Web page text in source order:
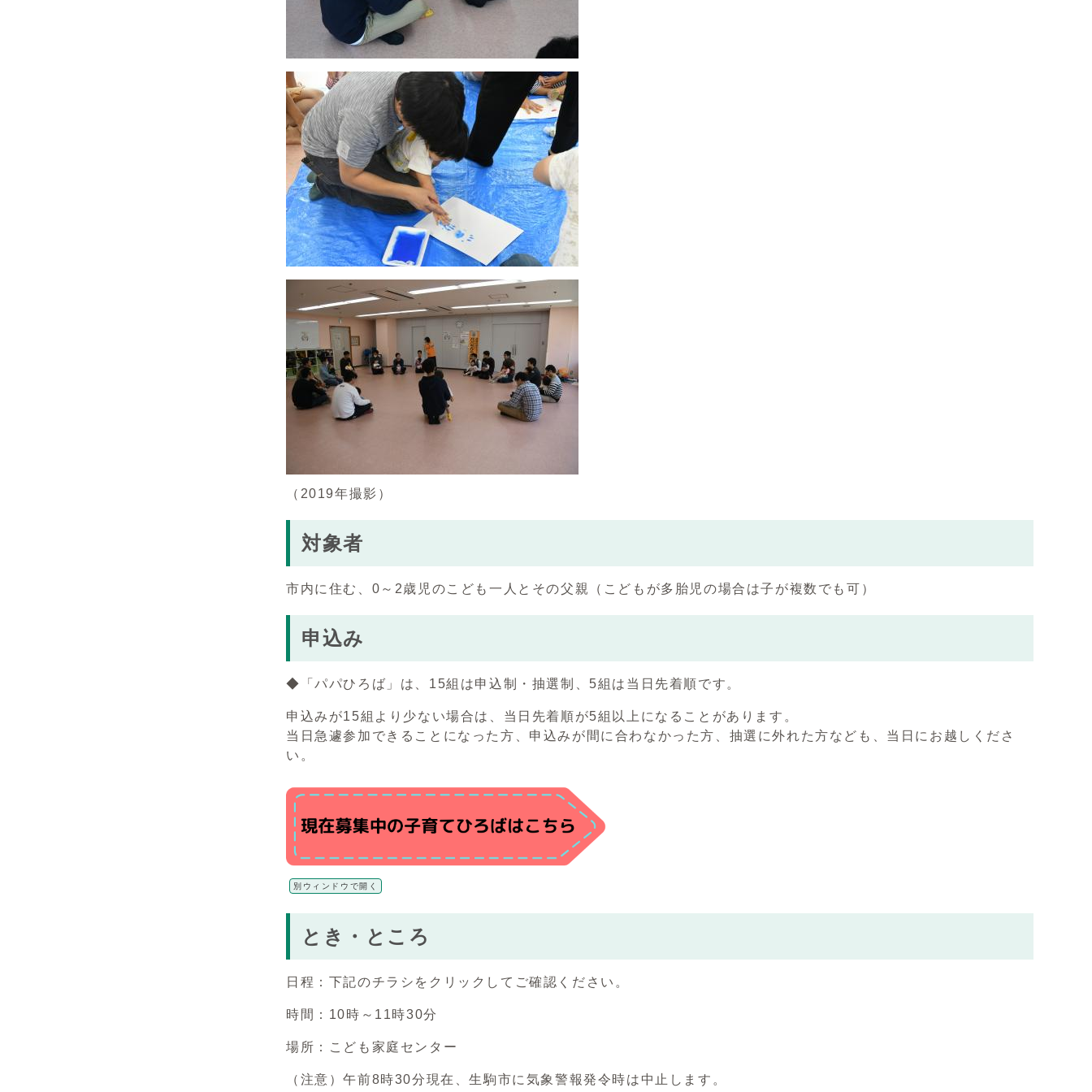
（2019年撮影）
対象者
市内に住む、0～2歳児のこども一人とその父親（こどもが多胎児の場合は子が複数でも可）
申込み
◆「パパひろば」は、15組は申込制・抽選制、5組は当日先着順です。
申込みが15組より少ない場合は、当日先着順が5組以上になることがあります。
当日急遽参加できることになった方、申込みが間に合わなかった方、抽選に外れた方なども、当日にお越しくださ
い。
別ウィンドウで開く
とき・ところ
日程：下記のチラシをクリックしてご確認ください。
時間：10時～11時30分
場所：こども家庭センター
（注意）午前8時30分現在、生駒市に気象警報発令時は中止します。